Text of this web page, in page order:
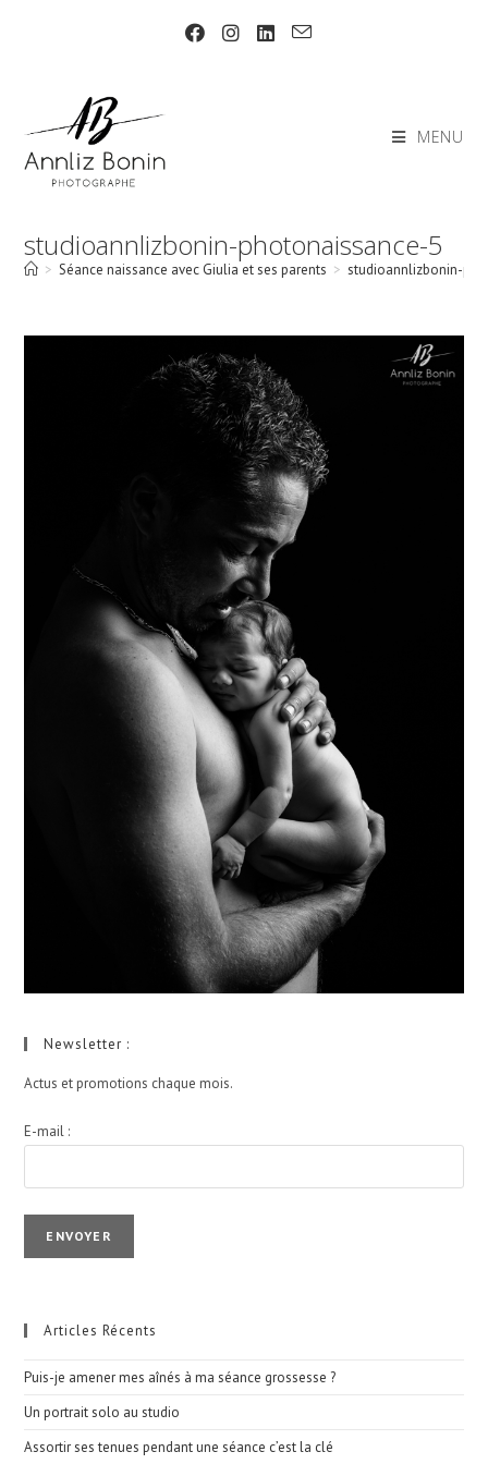
MENU
studioannlizbonin-photonaissance-5
> Séance naissance avec Giulia et ses parents > studioannlizbonin-
Newsletter :
Actus et promotions chaque mois.
E-mail :
Articles Récents
Puis-je amener mes aînés à ma séance grossesse ?
Un portrait solo au studio
Assortir ses tenues pendant une séance c’est la clé